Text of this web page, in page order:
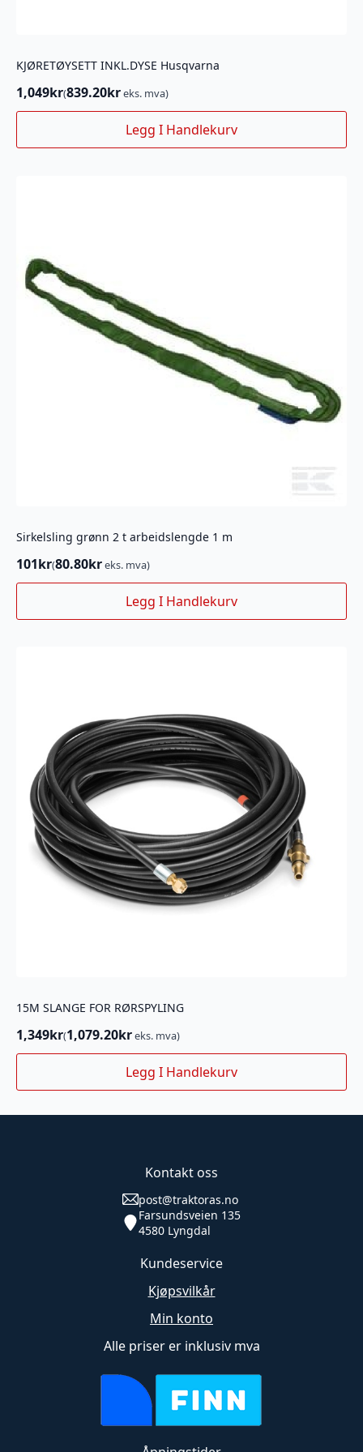
KJØRETØYSETT INKL.DYSE Husqvarna
1,049kr(839.20kreks. mva)
Legg I Handlekurv
Sirkelsling grønn 2 t arbeidslengde 1 m
101kr(80.80kreks. mva)
Legg I Handlekurv
15M SLANGE FOR RØRSPYLING
1,349kr(1,079.20kreks. mva)
Legg I Handlekurv
Kontakt oss
post@traktoras.no
Farsundsveien 135
4580 Lyngdal
Kundeservice
Kjøpsvilkår
Min konto
Alle priser er inklusiv mva